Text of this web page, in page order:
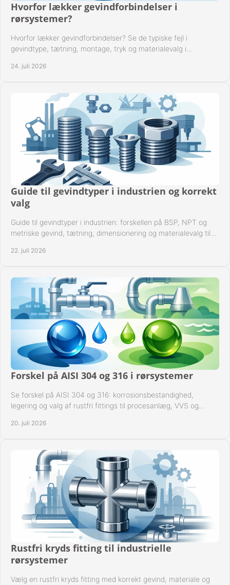
Hvorfor lækker gevindforbindelser i
rørsystemer?
Hvorfor lækker gevindforbindelser? Se de typiske fejl i
gevindtype, tætning, montage, tryk og materialevalg i
24. juli 2026
Guide til gevindtyper i industrien og korrekt
valg
Guide til gevindtyper i industrien: forskellen på BSP, NPT og
metriske gevind, tætning, dimensionering og materialevalg til
22. juli 2026
Forskel på AISI 304 og 316 i rørsystemer
Se forskel på AISI 304 og 316: korrosionsbestandighed,
legering og valg af rustfri fittings til procesanlæg, VVS og
20. juli 2026
Rustfri kryds fitting til industrielle
rørsystemer
Vælg en rustfri kryds fitting med korrekt gevind, materiale og